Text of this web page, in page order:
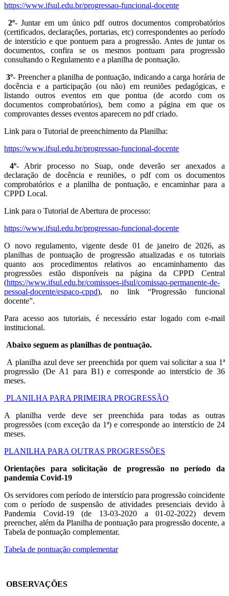
https://www.ifsul.edu.br/progressao-funcional-docente
2º- Juntar em um único pdf outros documentos comprobatórios
(certificados, declarações, portarias, etc) correspondentes ao período
de interstício e que pontuem para a progressão. Antes de juntar os
documentos, confira se os mesmos pontuam para progressão
consultando o Regulamento e a planilha de pontuação.
3º- Preencher a planilha de pontuação, indicando a carga horária de
docência e a participação (ou não) em reuniões pedagógicas, e
listando outros eventos em que pontua (de acordo com os
documentos comprobatórios), bem como a página em que os
comprovantes desses eventos aparecem no pdf criado.
Link para o Tutorial de preenchimento da Planilha:
https://www.ifsul.edu.br/progressao-funcional-docente
4º- Abrir processo no Suap, onde deverão ser anexados a
declaração de docência e reuniões, o pdf com os documentos
comprobatórios e a planilha de pontuação, e encaminhar para a
CPPD Local.
Link para o Tutorial de Abertura de processo:
https://www.ifsul.edu.br/progressao-funcional-docente
O novo regulamento, vigente desde 01 de janeiro de 2026, as
planilhas de pontuação de progressão atualizadas e os tutoriais
quanto aos procedimentos relativos ao encaminhamento das
progressões estão disponíveis na página da CPPD Central
(https://www.ifsul.edu.br/comissoes-ifsul/comissao-permanente-de-
pessoal-docente/espaco-cppd), no link “Progressão funcional
docente”.
Para acesso aos tutoriais, é necessário estar logado com e-mail
institucional.
Abaixo seguem as planilhas de pontuação.
A planilha azul deve ser preenchida por quem vai solicitar a sua 1ª
progressão (De A1 para B1) e corresponde ao interstício de 36
meses.
PLANILHA PARA PRIMEIRA PROGRESSÃO
A planilha verde deve ser preenchida para todas as outras
progressões (com exceção da 1ª) e corresponde ao interstício de 24
meses.
PLANILHA PARA OUTRAS PROGRESSÕES
Orientações para solicitação de progressão no período da
pandemia Covid-19
Os servidores com período de interstício para progressão coincidente
com o período de suspensão de atividades presenciais devido à
Pandemia Covid-19 (de 13-03-2020 a 01-02-2022) devem
preencher, além da Planilha de pontuação para progressão docente, a
Tabela de pontuação complementar.
Tabela de pontuação complementar
OBSERVAÇÕES